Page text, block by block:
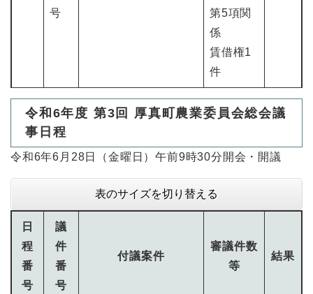
号
第5項関
係
賃借権1
件
令和6年度 第3回 厚真町農業委員会総会議
事日程
令和6年6月28日（金曜日）午前9時30分開会・開議
表のサイズを切り替える
日
程
番
号
議
件
番
号
付議案件
審議件数
等
結果